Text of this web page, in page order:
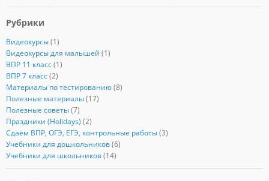
Рубрики
Видеокурсы(1)
Видеокурсы для малышей (1)
ВПР 11 класс(1)
ВПР 7 класс(2)
Материалы по тестированию(8)
Полезные материалы(17)
Полезные советы(7)
Праздники (Holidays) (2)
Сдаём ВПР, ОГЭ, ЕГЭ, контрольные работы(3)
Учебники для дошкольников(6)
Учебники для школьников(14)